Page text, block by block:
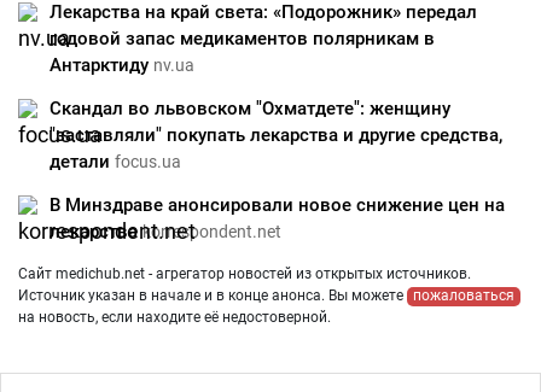
Лекарства на край света: «Подорожник» передал
годовой запас медикаментов полярникам в
Антарктиду nv.ua
Скандал во львовском "Охматдете": женщину
"заставляли" покупать лекарства и другие средства,
детали focus.ua
В Минздраве анонсировали новое снижение цен на
лекарстваkorrespondent.net
Сайт medichub.net - агрегатор новостей из открытых источников.
Источник указан в начале и в конце анонса. Вы можете
пожаловаться
на новость, если находите её недостоверной.